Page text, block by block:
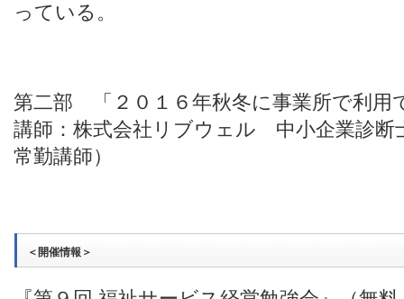
っている。
第二部 「２０１６年秋冬に事業所で利用
講師：株式会社リブウェル 中小企業診
常勤講師）
＜開催情報＞